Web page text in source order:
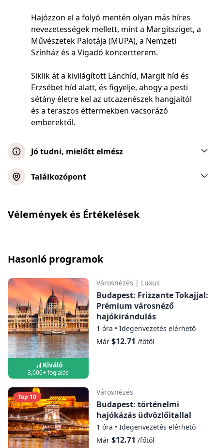
Hajózzon el a folyó mentén olyan más híres
nevezetességek mellett, mint a Margitsziget, a
Művészetek Palotája (MUPA), a Nemzeti
Színház és a Vigadó koncertterem.
Siklik át a kivilágított Lánchíd, Margit híd és
Erzsébet híd alatt, és figyelje, ahogy a pesti
sétány életre kel az utcazenészek hangjaitól
és a teraszos éttermekben vacsorázó
emberektől.
Jó tudni, mielőtt elmész
A vacsora során egy menüt kap, és az egyes
Vegán menüt sajnos nem tudunk
Találkozópont
Vélemények és Értékelések
Hasonló programok
Kiváló
3,000+ foglalás
Városnézés | Luxus
Budapest: Frizzante Tokajjal:
Prémium városnéző
hajókirándulás
1 óra • Idegenvezetés elérhető
Már $12.71 /főtől
Top 10
Városnézés
Budapest: történelmi
hajókázás üdvözlőitallal
1 óra • Idegenvezetés elérhető
Már $12.71 /főtől